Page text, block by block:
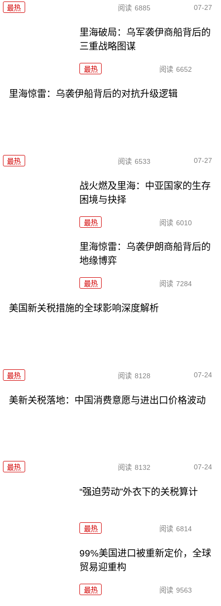
最热 阅读 6885 07-27
里海破局：乌军袭伊商船背后的
三重战略图谋
最热 阅读 6652
里海惊雷：乌袭伊船背后的对抗升级逻辑
最热 阅读 6533 07-27
战火燃及里海：中亚国家的生存
困境与抉择
最热 阅读 6010
里海惊雷：乌袭伊朗商船背后的
地缘博弈
最热 阅读 7284
美国新关税措施的全球影响深度解析
最热 阅读 8128 07-24
美新关税落地：中国消费意愿与进出口价格波动
最热 阅读 8132 07-24
“强迫劳动”外衣下的关税算计
最热 阅读 6814
99%美国进口被重新定价，全球
贸易迎重构
最热 阅读 9563